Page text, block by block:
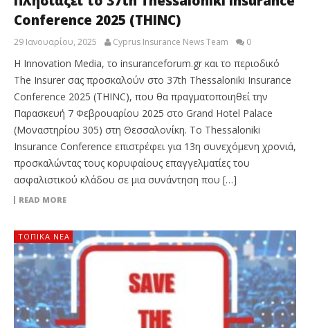
Conference 2025 (THINC)
29 Ιανουαρίου, 2025 Cyprus Insurance News Team 0
Η Innovation Media, το insuranceforum.gr και το περιοδικό
The Insurer σας προσκαλούν στο 37th Thessaloniki Insurance
Conference 2025 (THINC), που θα πραγματοποιηθεί την
Παρασκευή 7 Φεβρουαρίου 2025 στο Grand Hotel Palace
(Μοναστηρίου 305) στη Θεσσαλονίκη. Το Thessaloniki
Insurance Conference επιστρέφει για 13η συνεχόμενη χρονιά,
προσκαλώντας τους κορυφαίους επαγγελματίες του
ασφαλιστικού κλάδου σε μια συνάντηση που […]
READ MORE
ΤΟΠΙΚΑ ΝΕΑ